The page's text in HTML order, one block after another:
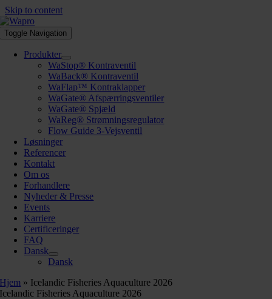
Skip to content
Toggle Navigation
Produkter
WaStop® Kontraventil
WaBack® Kontraventil
WaFlap™ Kontraklapper
WaGate® Afspærringsventiler
WaGate® Spjæld
WaReg® Strømningsregulator
Flow Guide 3-Vejsventil
Løsninger
Referencer
Kontakt
Om os
Forhandlere
Nyheder & Presse
Events
Karriere
Certificeringer
FAQ
Dansk
Dansk
Hjem » Icelandic Fisheries Aquaculture 2026
Icelandic Fisheries Aquaculture 2026